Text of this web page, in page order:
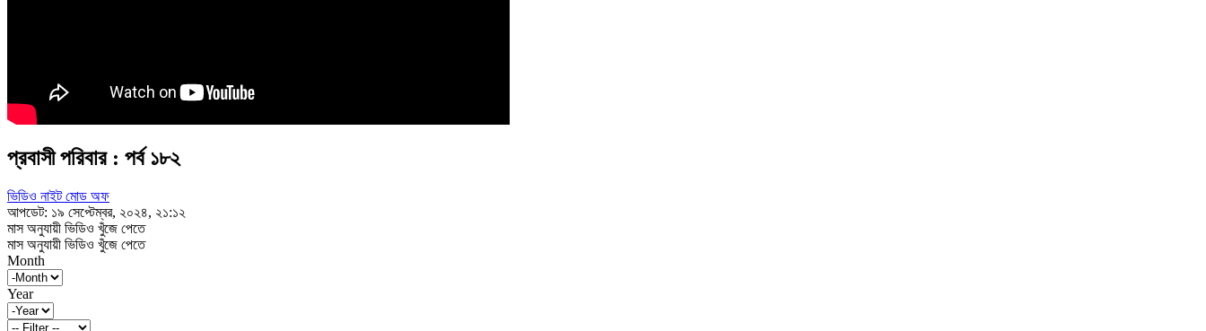
প্রবাসী পরিবার : পর্ব ১৮২
ভিডিও নাইট মোড অফ
আপডেট: ১৯ সেপ্টেম্বর, ২০২৪, ২১:১২
মাস অনুযায়ী ভিডিও খুঁজে পেতে
মাস অনুযায়ী ভিডিও খুঁজে পেতে
Month
Year